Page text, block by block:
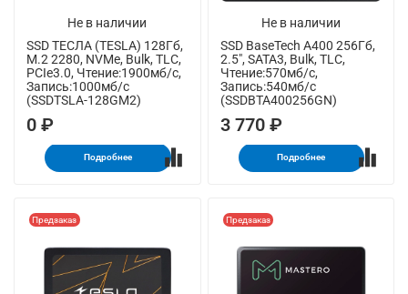
Не в наличии
SSD ТЕСЛА (TESLA) 128Гб,
M.2 2280, NVMe, Bulk, TLC,
PCIe3.0, Чтение:1900мб/с,
Запись:1000мб/с
(SSDTSLA-128GM2)
0 ₽
Подробнее
Не в наличии
SSD BaseTech A400 256Гб,
2.5", SATA3, Bulk, TLC,
Чтение:570мб/с,
Запись:540мб/с
(SSDBTA400256GN)
3 770 ₽
Подробнее
Предзаказ Предзаказ